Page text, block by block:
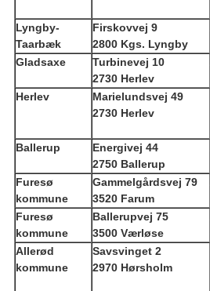
Lyngby-
Taarbæk
Firskovvej 9
2800 Kgs. Lyngby
Gladsaxe
Turbinevej 10
2730 Herlev
Herlev
Marielundsvej 49
2730 Herlev
Ballerup
Energivej 44
2750 Ballerup
Furesø
kommune
Gammelgårdsvej 79
3520 Farum
Furesø
kommune
Ballerupvej 75
3500 Værløse
Allerød
kommune
Savsvinget 2
2970 Hørsholm